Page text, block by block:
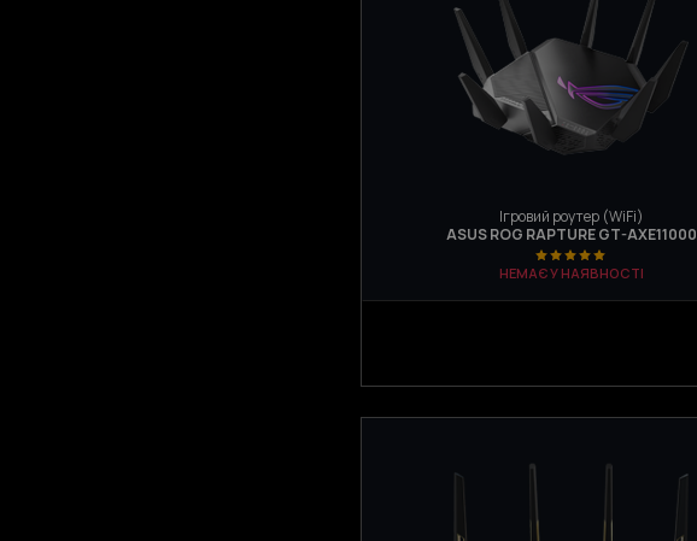
Ігровий роутер (WiFi)
ASUS ROG RAPTURE GT-AXE11000
НЕМАЄ У НАЯВНОСТІ